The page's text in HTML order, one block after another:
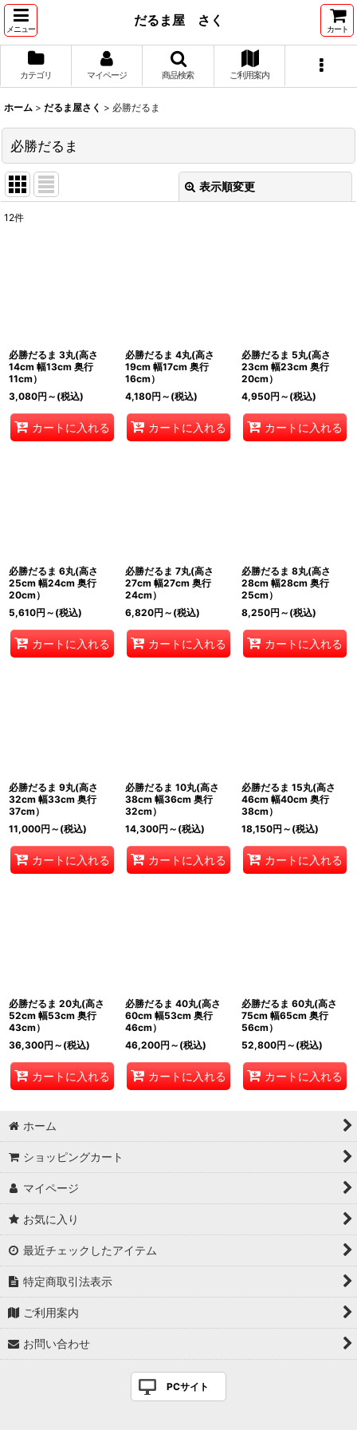
メニュー
だるま屋 さく
カート
カテゴリ マイページ 商品検索 ご利用案内
ホーム > だるま屋さく > 必勝だるま
必勝だるま
表示順変更
12件
必勝だるま 3丸(高さ
14cm 幅13cm 奥行
11cm）
3,080円 ～ (税込)
カートに入れる
必勝だるま 4丸(高さ
19cm 幅17cm 奥行
16cm）
4,180円 ～ (税込)
カートに入れる
必勝だるま 5丸(高さ
23cm 幅23cm 奥行
20cm）
4,950円 ～ (税込)
カートに入れる
必勝だるま 6丸(高さ
25cm 幅24cm 奥行
20cm）
5,610円 ～ (税込)
カートに入れる
必勝だるま 7丸(高さ
27cm 幅27cm 奥行
24cm）
6,820円 ～ (税込)
カートに入れる
必勝だるま 8丸(高さ
28cm 幅28cm 奥行
25cm）
8,250円 ～ (税込)
カートに入れる
必勝だるま 9丸(高さ
32cm 幅33cm 奥行
37cm）
11,000円 ～ (税込)
カートに入れる
必勝だるま 10丸(高さ
38cm 幅36cm 奥行
32cm）
14,300円 ～ (税込)
カートに入れる
必勝だるま 15丸(高さ
46cm 幅40cm 奥行
38cm）
18,150円 ～ (税込)
カートに入れる
必勝だるま 20丸(高さ
52cm 幅53cm 奥行
43cm）
36,300円 ～ (税込)
カートに入れる
必勝だるま 40丸(高さ
60cm 幅53cm 奥行
46cm）
46,200円 ～ (税込)
カートに入れる
必勝だるま 60丸(高さ
75cm 幅65cm 奥行
56cm）
52,800円 ～ (税込)
カートに入れる
ホーム
ショッピングカート
マイページ
お気に入り
最近チェックしたアイテム
特定商取引法表示
ご利用案内
お問い合わせ
PCサイト